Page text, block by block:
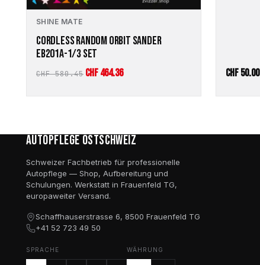
SHINE MATE
CORDLESS RANDOM ORBIT SANDER
EB201A-1/3 SET
CHF580.45 Ursprünglicher
CHF464.36Aktueller
CHF50.00
Autopflege Ostschweiz
Schweizer Fachbetrieb für professionelle
Autopflege — Shop, Aufbereitung und
Schulungen. Werkstatt in Frauenfeld TG,
europaweiter Versand.
Schaffhauserstrasse 6, 8500 Frauenfeld TG
+41 52 723 49 50
SPRACHE WÄHRUNG